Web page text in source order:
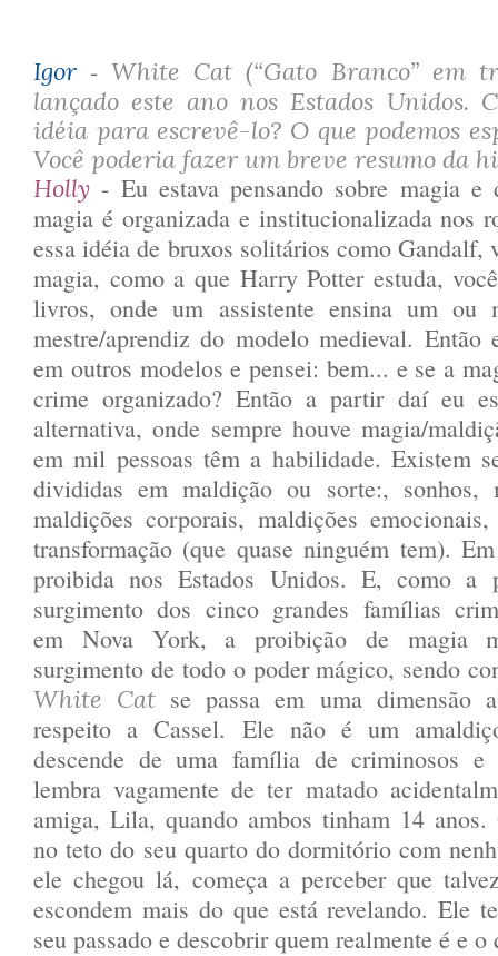
Igor -White Cat (“Gato Branco” em
lançado este ano nos Estados Unidos.
idéia para escrevê-lo? O que podemos
Você poderia fazer um breve resumo da
Holly - Eu estava pensando sobre magia e
magia é organizada e institucionalizada nos
essa idéia de bruxos solitários como Gandalf,
magia, como a que Harry Potter estuda,
livros, onde um assistente ensina um ou
mestre/aprendiz do modelo medieval. Então
em outros modelos e pensei: bem... e se a
crime organizado? Então a partir daí eu
alternativa, onde sempre houve magia/
em mil pessoas têm a habilidade. Existem
divididas em maldição ou sorte:, sonhos,
maldições corporais, maldições
transformação (que quase ninguém tem).
proibida nos Estados Unidos. E, como a
surgimento dos cinco grandes famílias
em Nova York, a proibição de magia
surgimento de todo o poder mágico, sendo
White Cat se passa em uma dimensão
respeito a Cassel. Ele não é um
descende de uma família de criminosos e
lembra vagamente de ter matado
amiga, Lila, quando ambos tinham 14 anos.
no teto do seu quarto do dormitório com
ele chegou lá, começa a perceber que
escondem mais do que está revelando. Ele
seu passado e descobrir quem realmente é e